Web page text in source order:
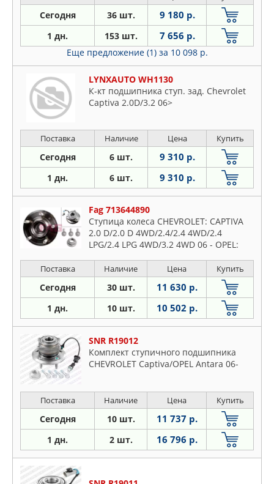
Сегодня 36 шт. 9 180 р.
1 дн. 153 шт. 7 656 р.
Еще предложение (1) за 10 098 р.
LYNXAUTO WH1130
К-кт подшипника ступ. зад. Chevrolet
Captiva 2.0D/3.2 06>
Поставка Наличие Цена Купить
Сегодня 6 шт. 9 310 р.
1 дн. 6 шт. 9 310 р.
Fag 713644890
Ступица колеса CHEVROLET: CAPTIVA
2.0 D/2.0 D 4WD/2.4/2.4 4WD/2.4
LPG/2.4 LPG 4WD/3.2 4WD 06 - OPEL:
FWD/3.2 V6 06 - VA
Поставка Наличие Цена Купить
Сегодня 30 шт. 11 630 р.
1 дн. 10 шт. 10 502 р.
SNR R19012
Комплект ступичного подшипника
CHEVROLET Captiva/OPEL Antara 06-
Поставка Наличие Цена Купить
Сегодня 10 шт. 11 737 р.
1 дн. 2 шт. 16 796 р.